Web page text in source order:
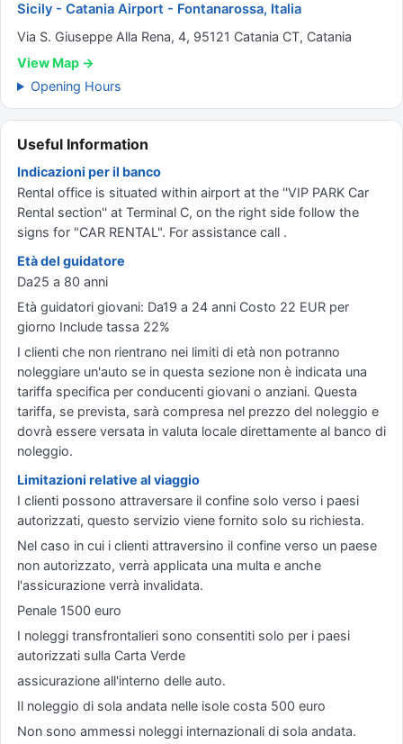
Sicily - Catania Airport - Fontanarossa, Italia
Via S. Giuseppe Alla Rena, 4, 95121 Catania CT, Catania
View Map →
Opening Hours
Useful Information
Indicazioni per il banco
Rental office is situated within airport at the ''VIP PARK Car
Rental section'' at Terminal C, on the right side follow the
signs for "CAR RENTAL". For assistance call .
Età del guidatore
Da25 a 80 anni
Età guidatori giovani: Da19 a 24 anni Costo 22 EUR per
giorno Include tassa 22%
I clienti che non rientrano nei limiti di età non potranno
noleggiare un'auto se in questa sezione non è indicata una
tariffa specifica per conducenti giovani o anziani. Questa
tariffa, se prevista, sarà compresa nel prezzo del noleggio e
dovrà essere versata in valuta locale direttamente al banco di
noleggio.
Limitazioni relative al viaggio
I clienti possono attraversare il confine solo verso i paesi
autorizzati, questo servizio viene fornito solo su richiesta.
Nel caso in cui i clienti attraversino il confine verso un paese
non autorizzato, verrà applicata una multa e anche
l'assicurazione verrà invalidata.
Penale 1500 euro
I noleggi transfrontalieri sono consentiti solo per i paesi
autorizzati sulla Carta Verde
assicurazione all'interno delle auto.
Il noleggio di sola andata nelle isole costa 500 euro
Non sono ammessi noleggi internazionali di sola andata.